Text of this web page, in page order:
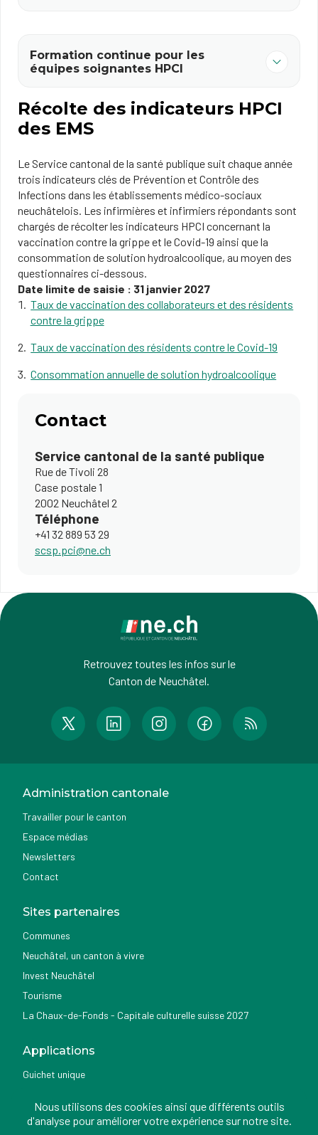
Formation continue pour les
équipes soignantes HPCI
Récolte des indicateurs HPCI
des EMS
Le Service cantonal de la santé publique suit chaque année
trois indicateurs clés de Prévention et Contrôle des
Infections dans les établissements médico-sociaux
neuchâtelois. Les infirmières et infirmiers répondants sont
chargés de récolter les indicateurs HPCI concernant la
vaccination contre la grippe et le Covid-19 ainsi que la
consommation de solution hydroalcoolique, au moyen des
questionnaires ci-dessous.
Date limite de saisie : 31 janvier 2027
Taux de vaccination des collaborateurs et des résidents
contre la grippe
Taux de vaccination des résidents contre le Covid-19
Consommation annuelle de solution hydroalcoolique
Contact
Service cantonal de la santé publique
Rue de Tivoli 28
Case postale 1
2002 Neuchâtel 2
Téléphone
+41 32 889 53 29
scsp.pci@ne.ch
Retrouvez toutes les infos sur le
Canton de Neuchâtel.
Administration cantonale
Travailler pour le canton
Espace médias
Newsletters
Contact
Sites partenaires
Communes
Neuchâtel, un canton à vivre
Invest Neuchâtel
Tourisme
La Chaux-de-Fonds - Capitale culturelle suisse 2027
Applications
Guichet unique
Nemo news
Nous utilisons des cookies ainsi que différents outils
d'analyse pour améliorer votre expérience sur notre site.